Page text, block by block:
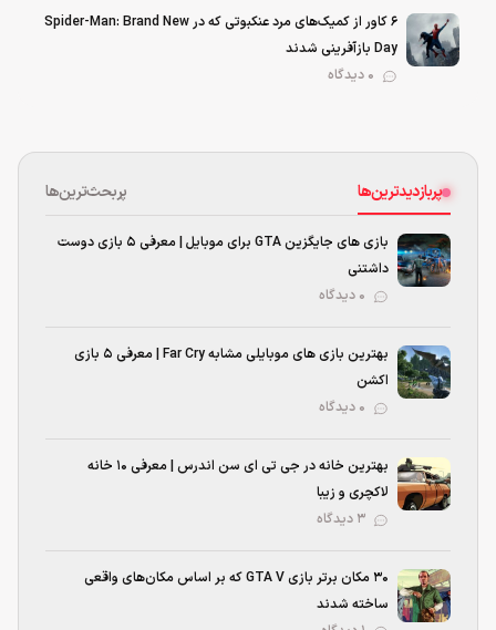
۶ کاور از کمیک‌های مرد عنکبوتی که در Spider-Man: Brand New
Day بازآفرینی شدند
پربازدیدترین‌ها پربحث‌ترین‌ها
بازی های جایگزین GTA برای موبایل | معرفی ۵ بازی دوست
داشتنی
بهترین بازی‌ های موبایلی مشابه Far Cry | معرفی ۵ بازی
اکشن
بهترین خانه در جی تی ای سن اندرس | معرفی ۱۰ خانه
لاکچری و زیبا
۳۰ مکان برتر بازی GTA V که بر اساس مکان‌های واقعی
ساخته شدند